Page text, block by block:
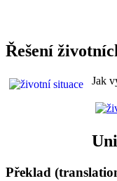
Řešení
Jak
Překlad